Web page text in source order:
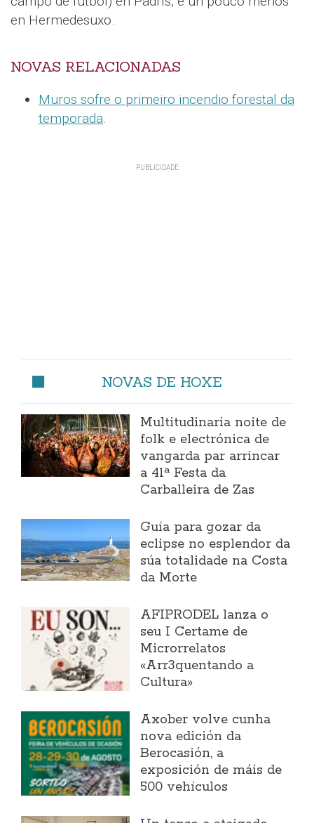
en Hermedesuxo.
NOVAS RELACIONADAS
Muros sofre o primeiro incendio forestal da
temporada.
NOVAS DE HOXE
Multitudinaria noite de
folk e electrónica de
vangarda par arrincar
a 41ª Festa da
Carballeira de Zas
Guía para gozar da
eclipse no esplendor da
súa totalidade na Costa
da Morte
AFIPRODEL lanza o
seu I Certame de
Microrrelatos
«Arr3quentando a
Cultura»
Axober volve cunha
nova edición da
Berocasión, a
exposición de máis de
500 vehículos